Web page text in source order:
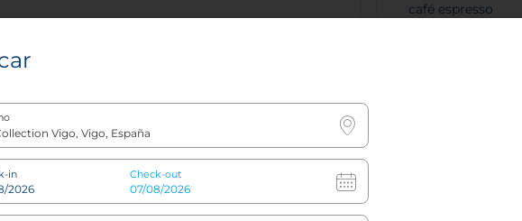
café espresso
in Check-out